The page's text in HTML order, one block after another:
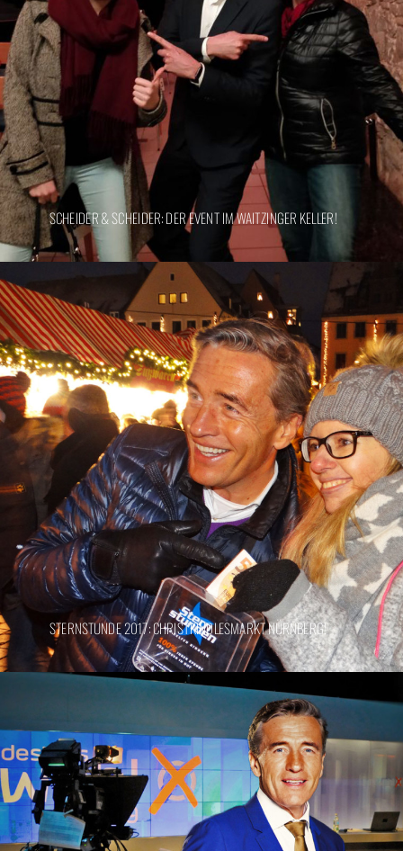
SCHEIDER & SCHEIDER: DER EVENT IM WAITZINGER KELLER!
STERNSTUNDE 2017: CHRISTKINDLESMARKT NÜRNBERG!